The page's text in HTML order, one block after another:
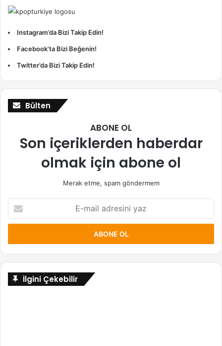
Instagram’da Bizi Takip Edin!
Facebook’ta Bizi Beğenin!
Twitter’da Bizi Takip Edin!
Bülten
ABONE OL
Son içeriklerden haberdar
olmak için abone ol
Merak etme, spam göndermem
mail
adresini
İlgini Çekebilir